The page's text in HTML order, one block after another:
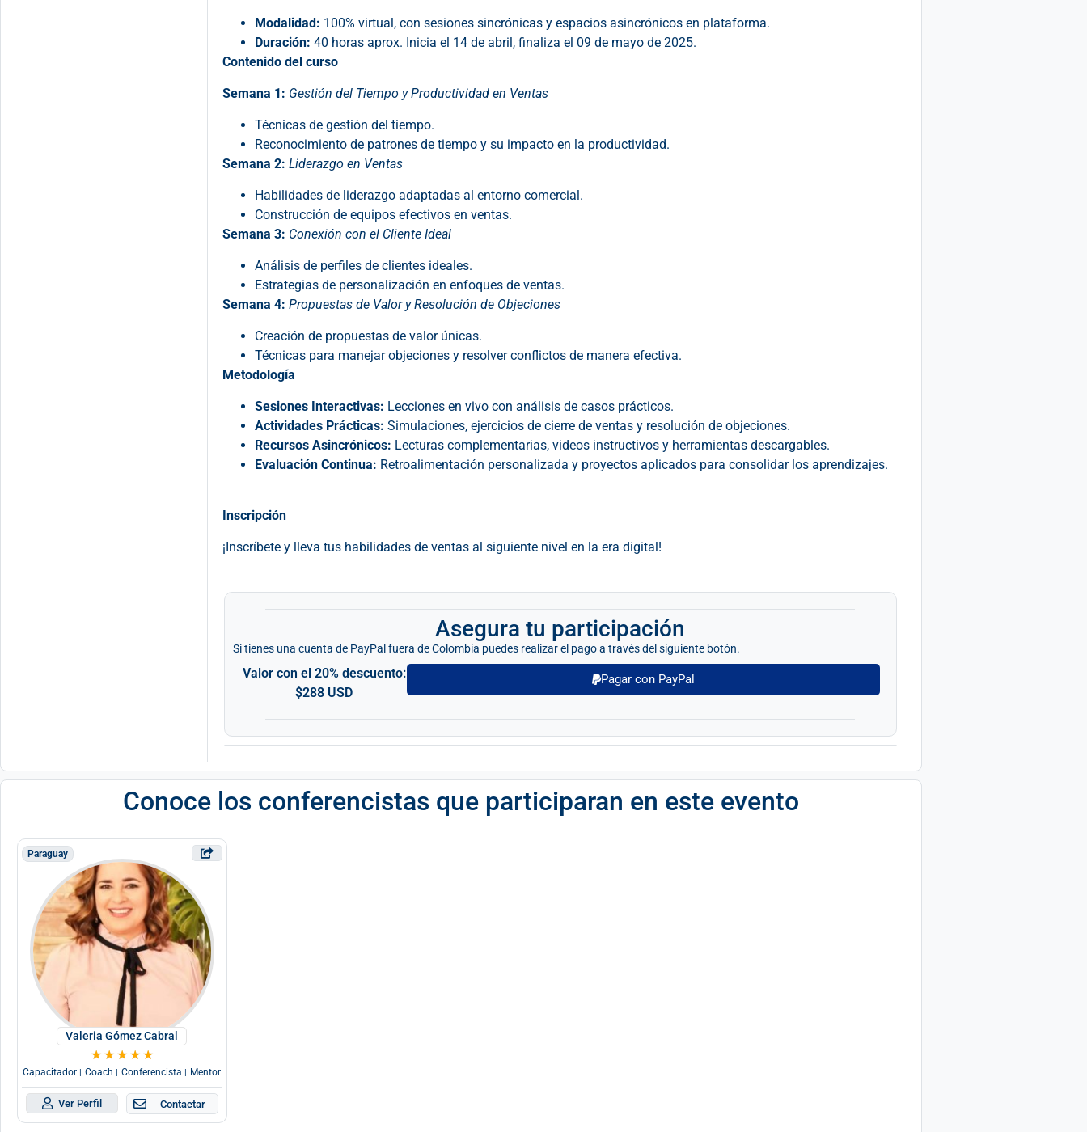
Modalidad: 100% virtual, con sesiones sincrónicas y espacios asincrónicos en plataforma.
Duración: 40 horas aprox. Inicia el 14 de abril, finaliza el 09 de mayo de 2025.
Contenido del curso
Semana 1: Gestión del Tiempo y Productividad en Ventas
Técnicas de gestión del tiempo.
Reconocimiento de patrones de tiempo y su impacto en la productividad.
Semana 2: Liderazgo en Ventas
Habilidades de liderazgo adaptadas al entorno comercial.
Construcción de equipos efectivos en ventas.
Semana 3: Conexión con el Cliente Ideal
Análisis de perfiles de clientes ideales.
Estrategias de personalización en enfoques de ventas.
Semana 4: Propuestas de Valor y Resolución de Objeciones
Creación de propuestas de valor únicas.
Técnicas para manejar objeciones y resolver conflictos de manera efectiva.
Metodología
Sesiones Interactivas: Lecciones en vivo con análisis de casos prácticos.
Actividades Prácticas: Simulaciones, ejercicios de cierre de ventas y resolución de objeciones.
Recursos Asincrónicos: Lecturas complementarias, videos instructivos y herramientas descargables.
Evaluación Continua: Retroalimentación personalizada y proyectos aplicados para consolidar los aprendizajes.
Inscripción
¡Inscríbete y lleva tus habilidades de ventas al siguiente nivel en la era digital!
Asegura tu participación
Si tienes una cuenta de PayPal fuera de Colombia puedes realizar el pago a través del siguiente botón.
Valor con el 20% descuento:
$288 USD
Pagar con PayPal
Conoce los conferencistas que participaran en este evento
Paraguay
Valeria Gómez Cabral
★ ★ ★ ★ ★
Capacitador | Coach | Conferencista | Mentor
Ver Perfil Contactar